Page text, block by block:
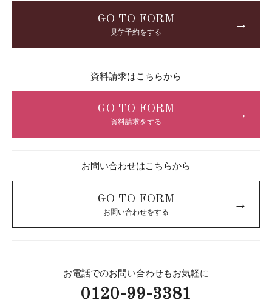
GO TO FORM
見学予約をする
→
資料請求はこちらから
GO TO FORM
資料請求をする
→
お問い合わせはこちらから
GO TO FORM
お問い合わせをする
→
お電話でのお問い合わせもお気軽に
0120-99-3381